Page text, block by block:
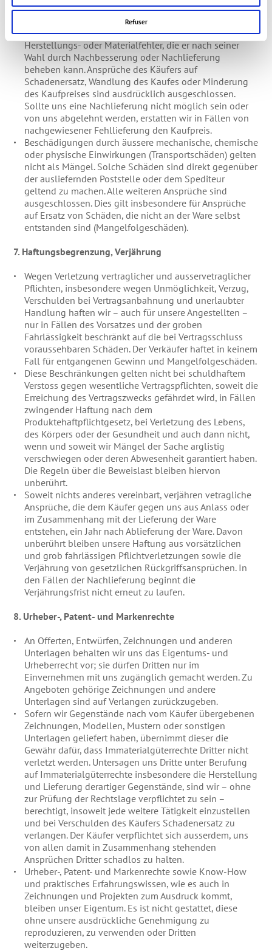
Refuser
nach Erhalt der Ware. Bei nicht rechtzeitiger Mitteilung
erlöschen alle Ansprüche auf Garantie. Die
Gewährleistung des Verkäufers beschränkt sich auf
Herstellungs- oder Materialfehler, die er nach seiner
Wahl durch Nachbesserung oder Nachlieferung
beheben kann. Ansprüche des Käufers auf
Schadenersatz, Wandlung des Kaufes oder Minderung
des Kaufpreises sind ausdrücklich ausgeschlossen.
Sollte uns eine Nachlieferung nicht möglich sein oder
von uns abgelehnt werden, erstatten wir in Fällen von
nachgewiesener Fehllieferung den Kaufpreis.
Beschädigungen durch äussere mechanische, chemische
oder physische Einwirkungen (Transportschäden) gelten
nicht als Mängel. Solche Schäden sind direkt gegenüber
der ausliefernden Poststelle oder dem Spediteur
geltend zu machen. Alle weiteren Ansprüche sind
ausgeschlossen. Dies gilt insbesondere für Ansprüche
auf Ersatz von Schäden, die nicht an der Ware selbst
entstanden sind (Mangelfolgeschäden).
7. Haftungsbegrenzung, Verjährung
Wegen Verletzung vertraglicher und ausservetraglicher
Pflichten, insbesondere wegen Unmöglichkeit, Verzug,
Verschulden bei Vertragsanbahnung und unerlaubter
Handlung haften wir – auch für unsere Angestellten –
nur in Fällen des Vorsatzes und der groben
Fahrlässigkeit beschränkt auf die bei Vertragsschluss
voraussehbaren Schäden. Der Verkäufer haftet in keinem
Fall für entgangenen Gewinn und Mangelfolgeschäden.
Diese Beschränkungen gelten nicht bei schuldhaftem
Verstoss gegen wesentliche Vertragspflichten, soweit die
Erreichung des Vertragszwecks gefährdet wird, in Fällen
zwingender Haftung nach dem
Produktehaftpflichtgesetz, bei Verletzung des Lebens,
des Körpers oder der Gesundheit und auch dann nicht,
wenn und soweit wir Mängel der Sache arglistig
verschwiegen oder deren Abwesenheit garantiert haben.
Die Regeln über die Beweislast bleiben hiervon
unberührt.
Soweit nichts anderes vereinbart, verjähren vetragliche
Ansprüche, die dem Käufer gegen uns aus Anlass oder
im Zusammenhang mit der Lieferung der Ware
entstehen, ein Jahr nach Ablieferung der Ware. Davon
unberührt bleiben unsere Haftung aus vorsätzlichen
und grob fahrlässigen Pflichtverletzungen sowie die
Verjährung von gesetzlichen Rückgriffsansprüchen. In
den Fällen der Nachlieferung beginnt die
Verjährungsfrist nicht erneut zu laufen.
8. Urheber-, Patent- und Markenrechte
An Offerten, Entwürfen, Zeichnungen und anderen
Unterlagen behalten wir uns das Eigentums- und
Urheberrecht vor; sie dürfen Dritten nur im
Einvernehmen mit uns zugänglich gemacht werden. Zu
Angeboten gehörige Zeichnungen und andere
Unterlagen sind auf Verlangen zurückzugeben.
Sofern wir Gegenstände nach vom Käufer übergebenen
Zeichnungen, Modellen, Mustern oder sonstigen
Unterlagen geliefert haben, übernimmt dieser die
Gewähr dafür, dass Immaterialgüterrechte Dritter nicht
verletzt werden. Untersagen uns Dritte unter Berufung
auf Immaterialgüterrechte insbesondere die Herstellung
und Lieferung derartiger Gegenstände, sind wir – ohne
zur Prüfung der Rechtslage verpflichtet zu sein –
berechtigt, insoweit jede weitere Tätigkeit einzustellen
und bei Verschulden des Käufers Schadenersatz zu
verlangen. Der Käufer verpflichtet sich ausserdem, uns
von allen damit in Zusammenhang stehenden
Ansprüchen Dritter schadlos zu halten.
Urheber-, Patent- und Markenrechte sowie Know-How
und praktisches Erfahrungswissen, wie es auch in
Zeichnungen und Projekten zum Ausdruck kommt,
bleiben unser Eigentum. Es ist nicht gestattet, diese
ohne unsere ausdrückliche Genehmigung zu
reproduzieren, zu verwenden oder Dritten
weiterzugeben.